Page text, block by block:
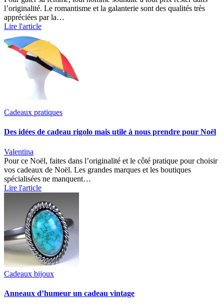
l’originalité. Le romantisme et la galanterie sont des qualités très
appréciées par la…
Lire l'article
Cadeaux pratiques
Des idées de cadeau rigolo mais utile à nous prendre pour Noël
Valentina
Pour ce Noël, faites dans l’originalité et le côté pratique pour choisir
vos cadeaux de Noël. Les grandes marques et les boutiques
spécialisées ne manquent…
Lire l'article
Cadeaux bijoux
Anneaux d’humeur un cadeau vintage